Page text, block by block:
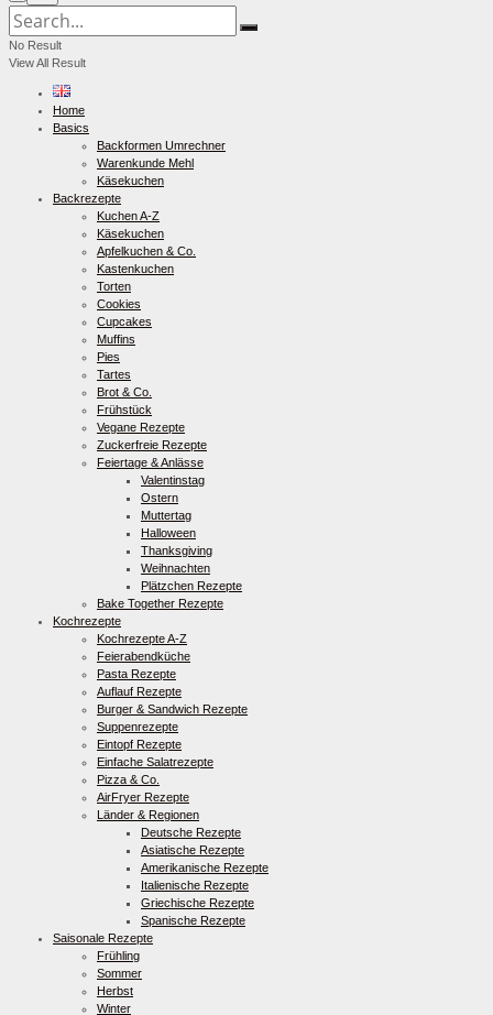
No Result
View All Result
Home
Basics
Backformen Umrechner
Warenkunde Mehl
Käsekuchen
Backrezepte
Kuchen A-Z
Käsekuchen
Apfelkuchen & Co.
Kastenkuchen
Torten
Cookies
Cupcakes
Muffins
Pies
Tartes
Brot & Co.
Frühstück
Vegane Rezepte
Zuckerfreie Rezepte
Feiertage & Anlässe
Valentinstag
Ostern
Muttertag
Halloween
Thanksgiving
Weihnachten
Plätzchen Rezepte
Bake Together Rezepte
Kochrezepte
Kochrezepte A-Z
Feierabendküche
Pasta Rezepte
Auflauf Rezepte
Burger & Sandwich Rezepte
Suppenrezepte
Eintopf Rezepte
Einfache Salatrezepte
Pizza & Co.
AirFryer Rezepte
Länder & Regionen
Deutsche Rezepte
Asiatische Rezepte
Amerikanische Rezepte
Italienische Rezepte
Griechische Rezepte
Spanische Rezepte
Saisonale Rezepte
Frühling
Sommer
Herbst
Winter